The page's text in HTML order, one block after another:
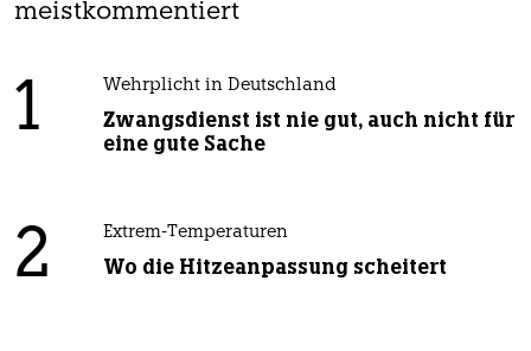
meistkommentiert
1 Wehrplicht in Deutschland
Zwangsdienst ist nie gut, auch nicht für
eine gute Sache
2 Extrem-Temperaturen
Wo die Hitzeanpassung scheitert